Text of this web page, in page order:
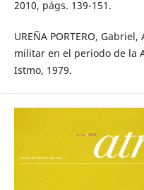
2010, págs. 139-151.
UREÑA PORTERO,
militar en el periodo de la
Istmo, 1979.